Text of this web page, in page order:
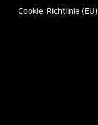
Cookie-Richtlinie (EU)